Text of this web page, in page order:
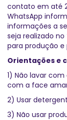
contato em até
WhatsApp
informações a
seja realizado
para produção
Orientações e
1) Não lavar
com a face
2) Usar
3) Não usar